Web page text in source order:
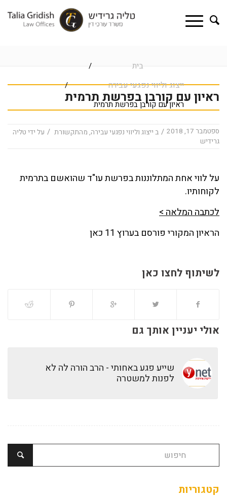
בית /
ייצוג וליווי נפגעי עבירה
/
ראיון עם קורבן בפרשת תרמית
ראיון עם קורבן בפרשת תרמית
ספטמבר 17, 2018 / ב ייצוג וליווי נפגעי עבירה, מהתקשורת / על ידי טליה
גרידיש
על לווי אחת המתלוננות בפרשת עו"ד שהואשם בתרמית
לקוחותיו.
לכתבה המלאה >
הראיון המקורי פורסם בערוץ 11 כאן
לשיתוף לחצו כאן
אולי יעניין אותך גם
שייע פגע באחותי - הרב הורה לה לא
לפנות למשטרה
קטגוריות